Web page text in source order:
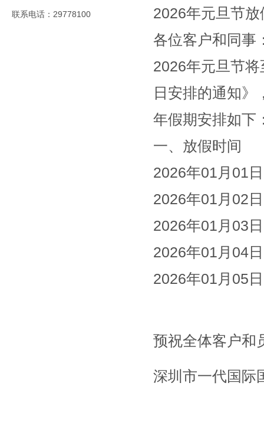
联系电话：29778100
2026年元旦节放
各位客户和同事
2026年元旦节
日安排的通知》
年假期安排如下
一、放假时间
2026年01月01
2026年01月02
2026年01月03
2026年01月04
2026年01月05
预祝全体客户和
深圳市一代国际